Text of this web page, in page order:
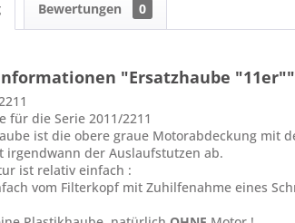
Bewertungen 0
"Ersatzhaube "11er""
für die Serie 2011/2211
ist die obere graue Motorabdeckung mit
irgendwann der Auslaufstutzen ab.
ist relativ einfach :
vom Filterkopf mit Zuhilfenahme eines